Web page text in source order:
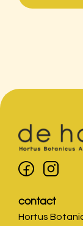
contact
Hortus